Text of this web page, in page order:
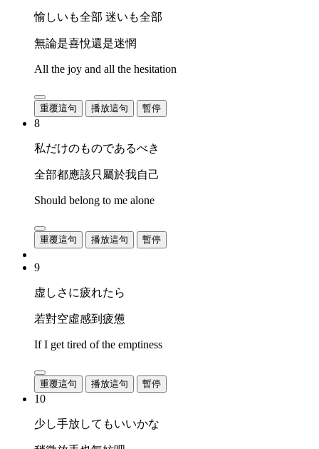
愉しいも全部 迷いも全部
無論是喜悅還是迷惘
All the joy and all the hesitation
重覆這句 播放這句 暫停
8
私だけのものであるべき
全部都應該只屬於我自己
Should belong to me alone
重覆這句 播放這句 暫停
9
虚しさに疲れたら
若對空虛感到疲憊
If I get tired of the emptiness
重覆這句 播放這句 暫停
10
少し手放してもいいかな